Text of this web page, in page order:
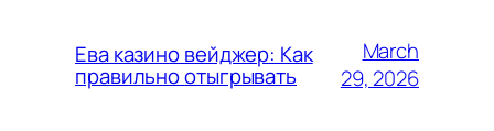
Ева казино вейджер: Как
правильно отыгрывать
March
29, 2026